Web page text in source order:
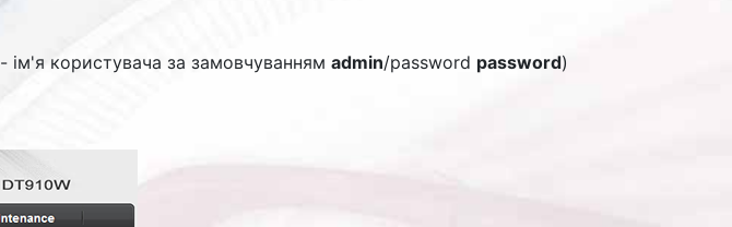
- ім'я користувача за замовчуванням admin/password password)